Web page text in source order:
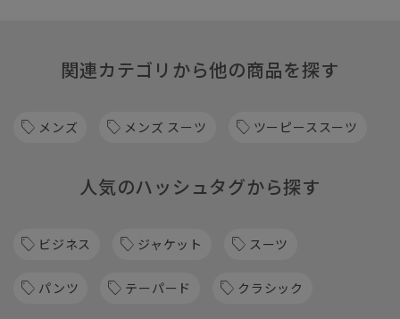
関連カテゴリから他の商品を探す
メンズ メンズ スーツ ツーピーススーツ
人気のハッシュタグから探す
ビジネス ジャケット スーツ
パンツ テーパード クラシック